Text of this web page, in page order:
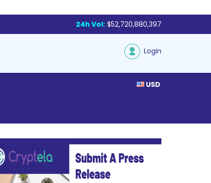
24h Vol: $52,720,880,397
Login
USD